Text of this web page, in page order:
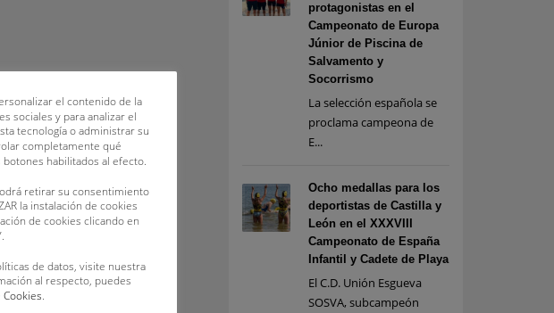
protagonistas en el
Campeonato de Europa
Júnior de Piscina de
Salvamento y
Socorrismo
La selección española se
proclama campeona de
E...
Ocho medallas para los
deportistas de Castilla y
León en el XXXVIII
Campeonato de España
Infantil y Cadete de Playa
El C.D. Unión Esgueva
SOSVA, subcampeón
el contenido de la
sociales y para analizar el
tecnología o administrar su
completamente qué
habilitados al efecto.
retirar su consentimiento
la instalación de cookies
de cookies clicando en
de datos, visite nuestra
al respecto, puedes
Cookies.